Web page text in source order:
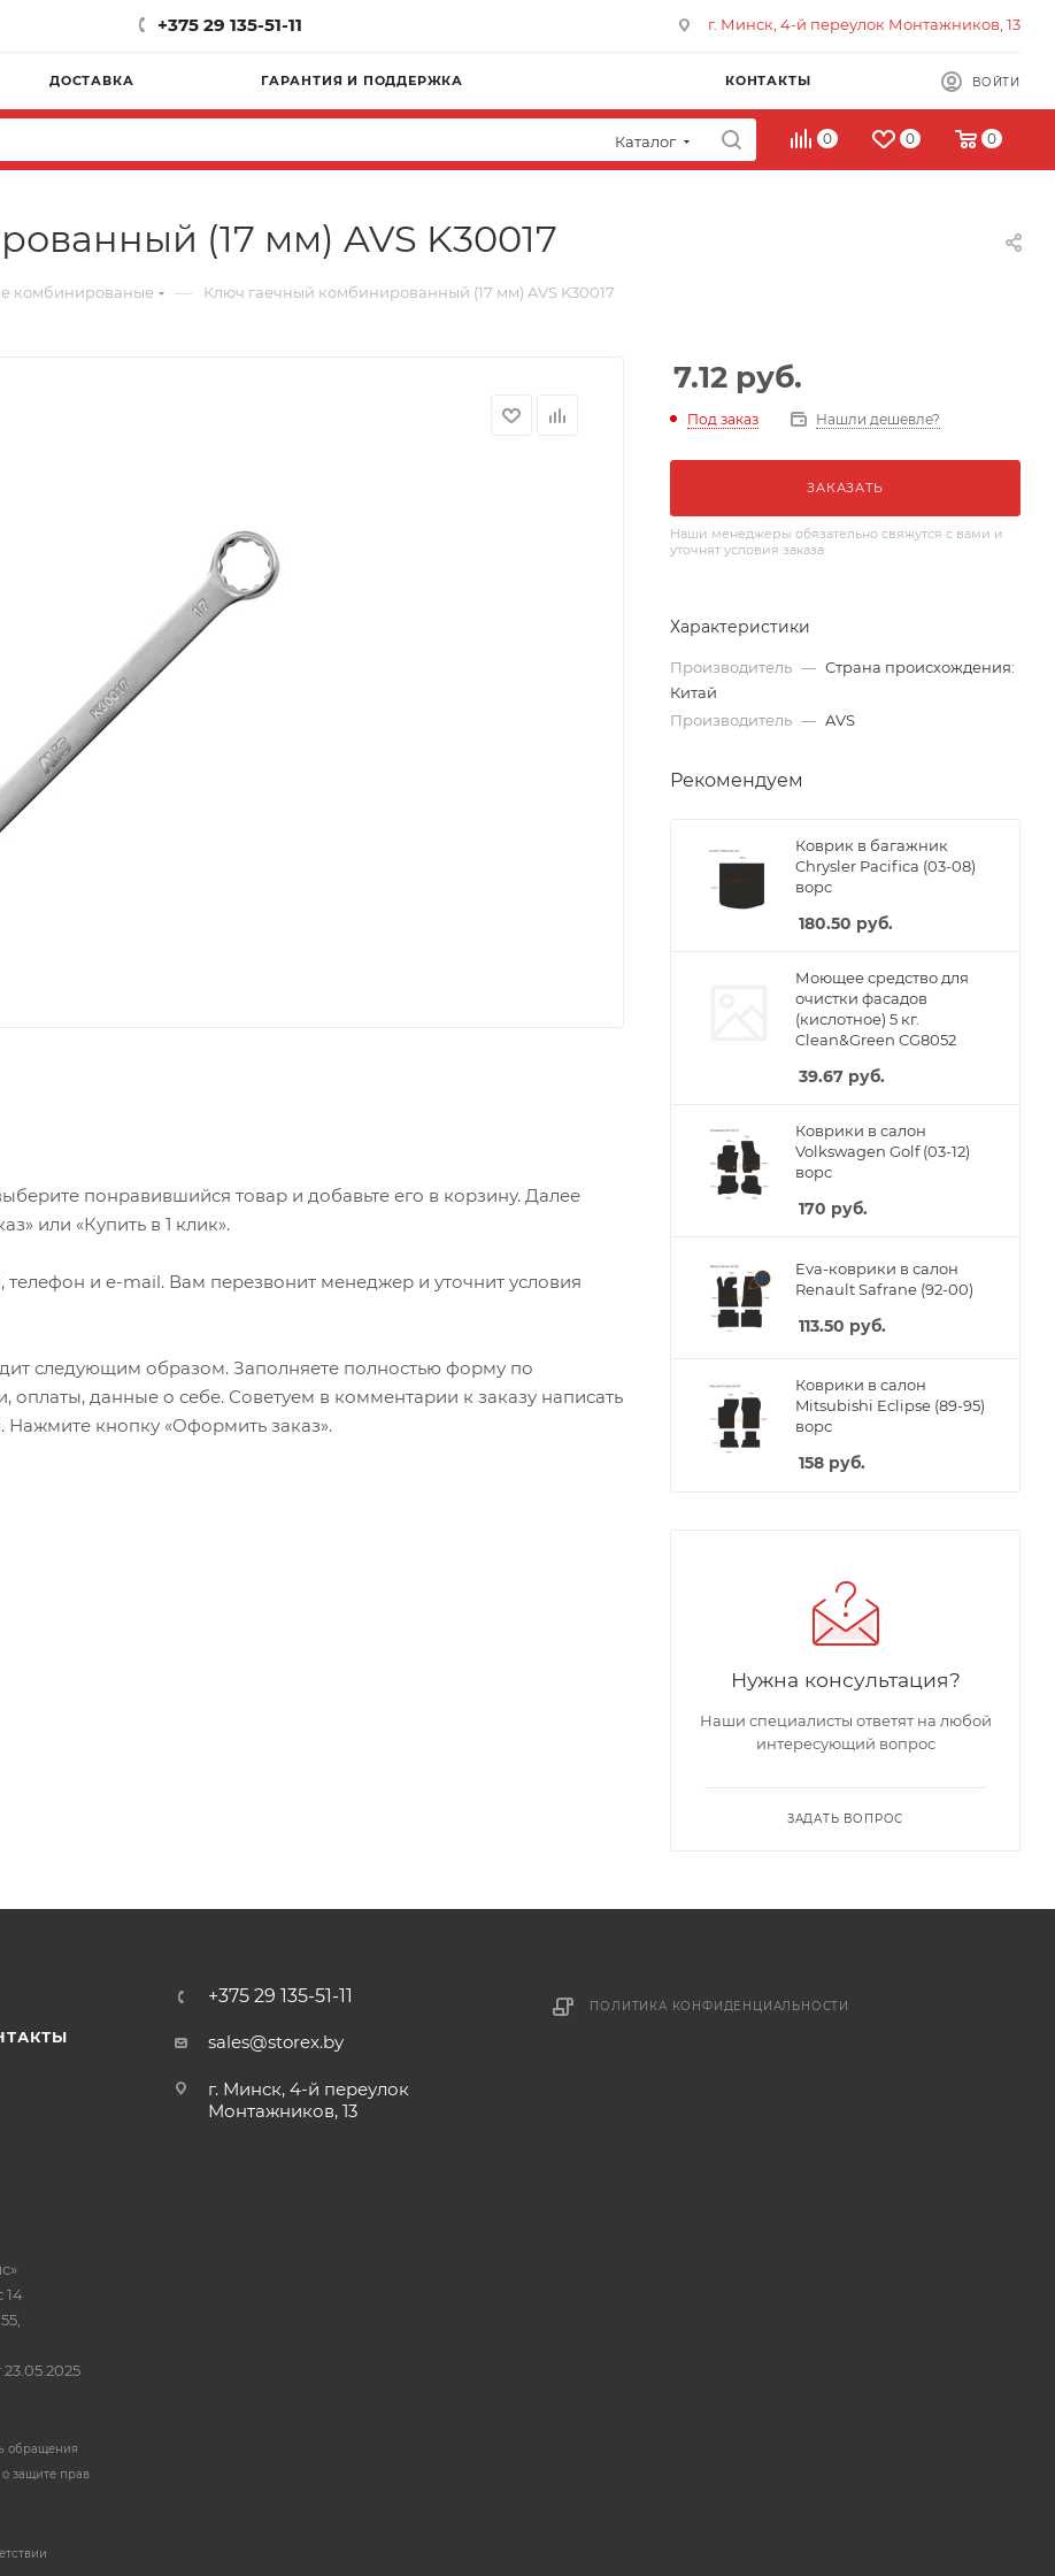
+375 29 135-51-11 г. Минск, 4-й переулок Монтажников, 13
ДОСТАВКА ГАРАНТИЯ И ПОДДЕРЖКА КОНТАКТЫ ВОЙТИ
Каталог 0 0 0
(17 мм) AVS K30017
комбинированые — Ключ гаечный комбинированный (17 мм) AVS K30017
понравившийся товар и добавьте его в корзину. Далее
или «Купить в 1 клик».
и e-mail. Вам перезвонит менеджер и уточнит условия
следующим образом. Заполняете полностью форму по
оплаты, данные о себе. Советуем в комментарии к заказу написать
кнопку «Оформить заказ».
7.12 руб.
Под заказ Нашли дешевле?
ЗАКАЗАТЬ
Наши менеджеры обязательно свяжутся с вами и
уточнят условия заказа
Характеристики
Производитель — Страна происхождения:
Китай
Производитель — AVS
Рекомендуем
Коврик в багажник
Chrysler Pacifica (03-08)
ворс
180.50 руб.
Моющее средство для
очистки фасадов
(кислотное) 5 кг.
Clean&Green CG8052
39.67 руб.
Коврики в салон
Volkswagen Golf (03-12)
ворс
170 руб.
Eva-коврики в салон
Renault Safrane (92-00)
113.50 руб.
Коврики в салон
Mitsubishi Eclipse (89-95)
ворс
158 руб.
Нужна консультация?
Наши специалисты ответят на любой
интересующий вопрос
ЗАДАТЬ ВОПРОС
+375 29 135-51-11
sales@storex.by
г. Минск, 4-й переулок
Монтажников, 13
ПОЛИТИКА КОНФИДЕНЦИАЛЬНОСТИ
14
обращения
защите прав